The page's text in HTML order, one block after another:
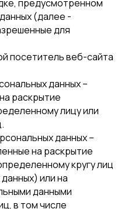
предусмотренном
(далее -
для
посетитель веб-сайта
данных –
раскрытие
лицу или
данных –
на раскрытие
кругу лиц
или на
данными
в том числе